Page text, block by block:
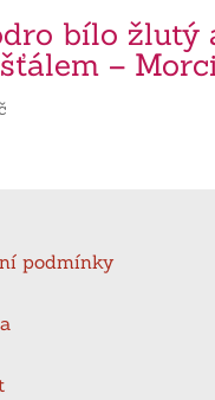
bílo žlutý
–
podmínky